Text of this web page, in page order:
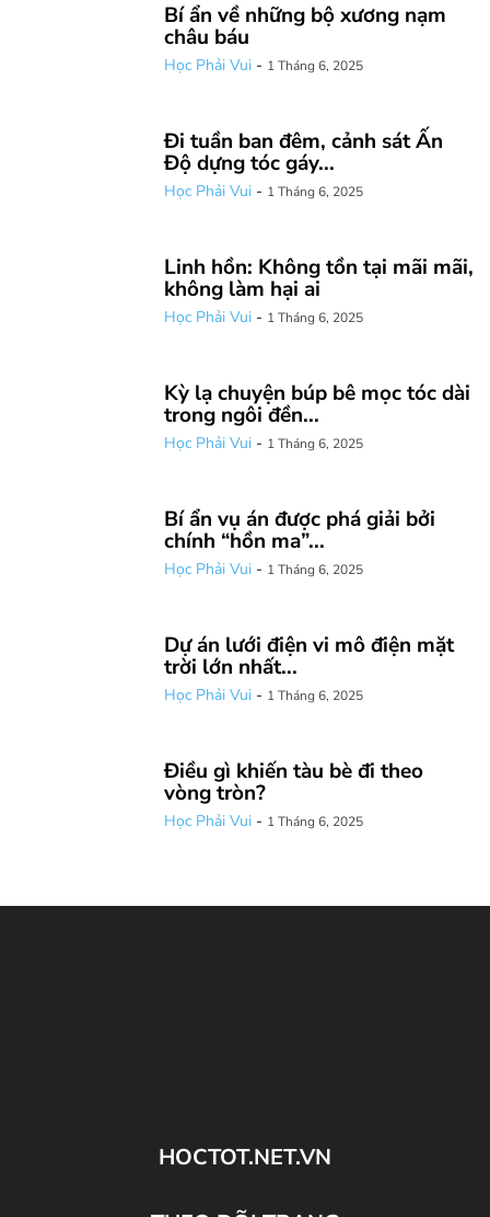
Bí ẩn về những bộ xương nạm
châu báu
Học Phải Vui - 1 Tháng 6, 2025
Đi tuần ban đêm, cảnh sát Ấn
Độ dựng tóc gáy...
Học Phải Vui - 1 Tháng 6, 2025
Linh hồn: Không tồn tại mãi mãi,
không làm hại ai
Học Phải Vui - 1 Tháng 6, 2025
Kỳ lạ chuyện búp bê mọc tóc dài
trong ngôi đền...
Học Phải Vui - 1 Tháng 6, 2025
Bí ẩn vụ án được phá giải bởi
chính “hồn ma”...
Học Phải Vui - 1 Tháng 6, 2025
Dự án lưới điện vi mô điện mặt
trời lớn nhất...
Học Phải Vui - 1 Tháng 6, 2025
Điều gì khiến tàu bè đi theo
vòng tròn?
Học Phải Vui - 1 Tháng 6, 2025
HOCTOT.NET.VN